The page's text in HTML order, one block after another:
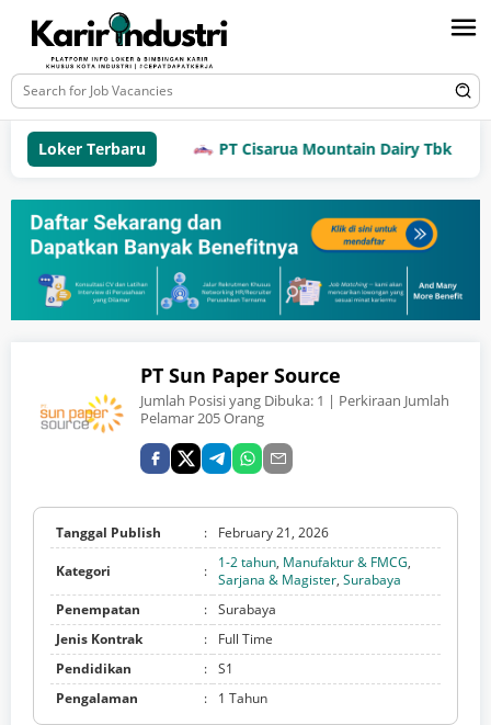
Loker Terbaru PT Cisarua Mountain Dairy Tbk
PT Sun Paper Source
Jumlah Posisi yang Dibuka: 1 | Perkiraan Jumlah
Pelamar 205 Orang
Tanggal Publish : February 21, 2026
Kategori : 1-2 tahun, Manufaktur & FMCG,
Sarjana & Magister, Surabaya
Penempatan
: Surabaya
Jenis Kontrak
:
Full Time
Pendidikan
: S1
Pengalaman
: 1 Tahun